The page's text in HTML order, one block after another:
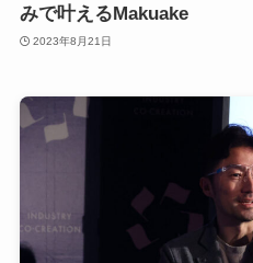
みで叶えるMakuake
2023年8月21日